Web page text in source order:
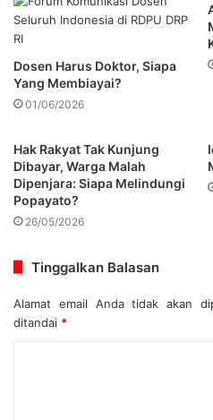
Dosen Harus Doktor, Siapa
Yang Membiayai?
01/06/2026
Hak Rakyat Tak Kunjung
Dibayar, Warga Malah
Dipenjara: Siapa Melindungi
Popayato?
26/05/2026
Tinggalkan Balasan
Alamat email Anda tidak akan
ditandai *